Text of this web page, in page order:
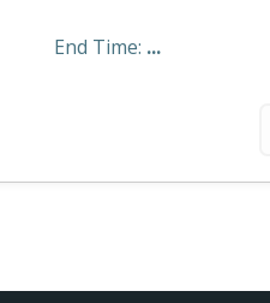
End Time: ...